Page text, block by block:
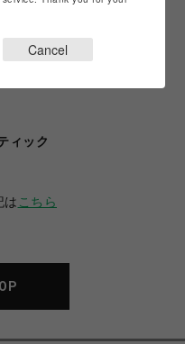
ィック
は こちら
Cancel